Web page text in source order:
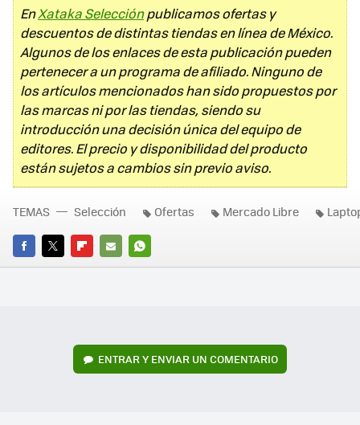
EnXataka Selecciónpublicamos ofertas y
descuentos de distintas tiendas en línea de México.
Algunos de los enlaces de esta publicación pueden
pertenecer a un programa de afiliado. Ninguno de
los artículos mencionados han sido propuestos por
las marcas ni por las tiendas, siendo su
introducción una decisión única del equipo de
editores. El precio y disponibilidad del producto
están sujetos a cambios sin previo aviso.
FACEBOOK
TWITTERFLIPBOARD
E-
WHATSAPP
TEMAS Selección Ofertas Mercado Libre
ENTRAR Y ENVIAR UN COMENTARIO